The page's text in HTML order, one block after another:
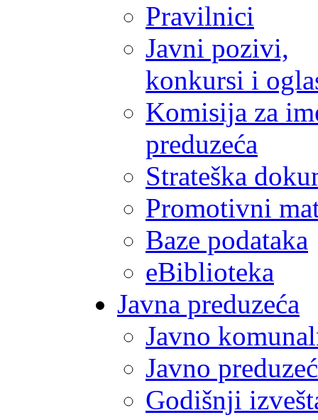
Pravilnici
Javni pozivi,
konkursi i
Komisija za
preduzeća
Strateška
Promotivni
Baze podataka
eBiblioteka
Javna preduzeća
Javno
Javno
Godišnji